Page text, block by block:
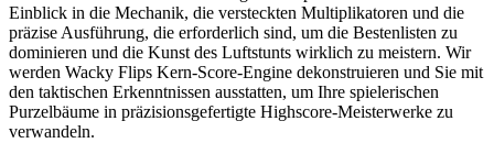
Einblick in die Mechanik, die versteckten Multiplikatoren und die
präzise Ausführung, die erforderlich sind, um die Bestenlisten zu
dominieren und die Kunst des Luftstunts wirklich zu meistern. Wir
werden Wacky Flips Kern-Score-Engine dekonstruieren und Sie mit
den taktischen Erkenntnissen ausstatten, um Ihre spielerischen
Purzelbäume in präzisionsgefertigte Highscore-Meisterwerke zu
verwandeln.